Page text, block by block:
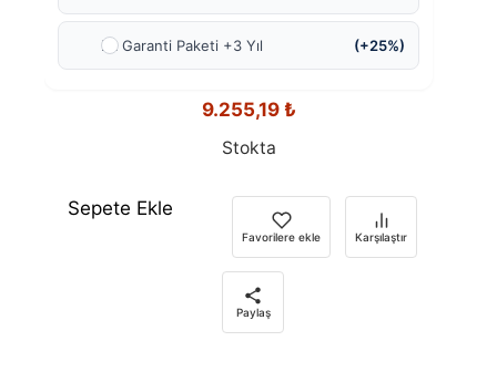
Ek Garanti Paketi +3 Yıl (+25%)
9.255,19 ₺
Stokta
Sepete Ekle
Favorilere ekle Karşılaştır
Paylaş